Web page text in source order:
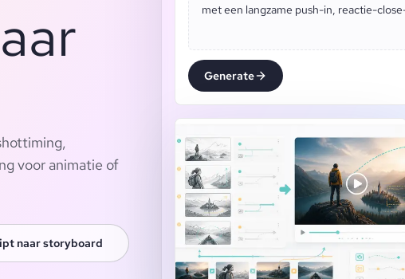
voor animatie of
naar storyboard
met een langzame push-in, reactie-
Generate